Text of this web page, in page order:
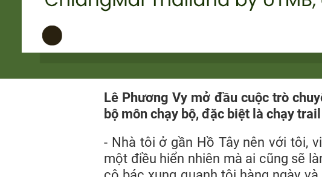
Lê Phương Vy mở đầu cuộc trò
bộ môn chạy bộ, đặc biệt là chạy
- Nhà tôi ở gần Hồ Tây nên với tôi,
một điều hiển nhiên mà ai cũng sẽ